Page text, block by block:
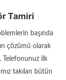
Tamiri
başında
çözümü olarak
Telefonunuz ilk
takılan bütün